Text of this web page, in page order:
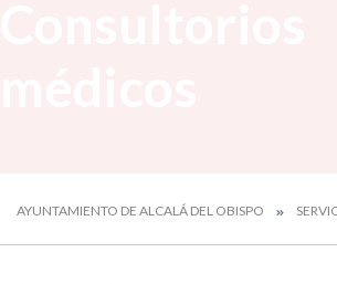
AYUNTAMIENTO DE ALCALÁ DEL OBISPO